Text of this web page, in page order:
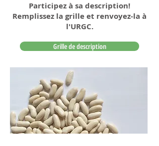
Participez à sa description!
Remplissez la grille et renvoyez-la à
l'URGC.
Grille de description